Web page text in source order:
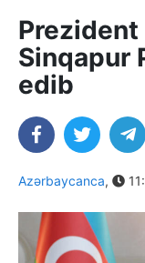
Sinqapur
edib
Azərbaycanca,